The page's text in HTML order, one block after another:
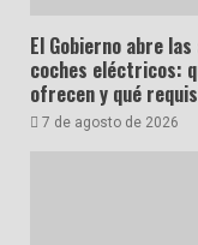
El Gobierno abre
coches eléctricos:
ofrecen y qué
7 de agosto de 2026